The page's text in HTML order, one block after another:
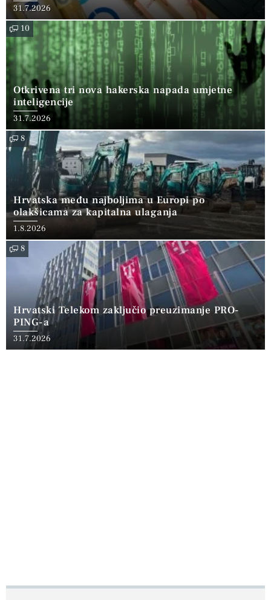
31.7.2026
10
Otkrivena tri nova hakerska napada umjetne
inteligencije
31.7.2026
8
Hrvatska među najboljima u Europi po
olakšicama za kapitalna ulaganja
1.8.2026
8
Hrvatski Telekom zaključio preuzimanje PRO-
PING-a
31.7.2026